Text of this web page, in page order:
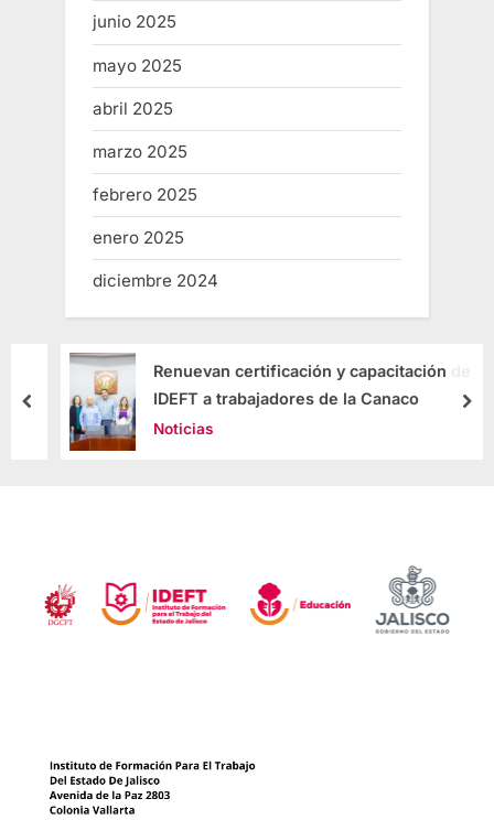
junio 2025
mayo 2025
abril 2025
marzo 2025
febrero 2025
enero 2025
diciembre 2024
Renuevan certificación y capacitación de
IDEFT a trabajadores de la Canaco
Noticias